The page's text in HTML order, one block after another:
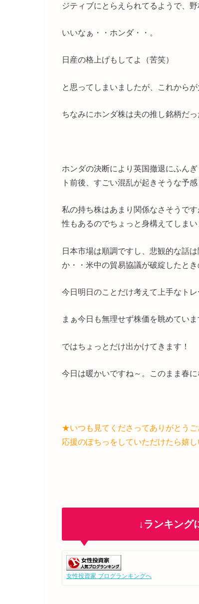
ジティブにとらえられてるようで、
いいなぁ・・ホンダ・・。
日産の格上げもしてよ（苦笑）
と思ってしまいましたが、これからが
ちなみにホンダ株は夫の推し銘柄だ
ホンダの決断により英国撤退にふん
ト前後、すごい混乱が起きそうな予感
私の持ち株はあまり関係なさそうで
性もあるのでちょっと身構えてしまい
日本市場は順調ですし、悲観的な話
か・・米中の貿易協議が破綻したと
今日明日のことだけ考えて上手なト
まぁ今日も無理せず株価を眺めていま
ではちょっとだけ出かけてきます！
今日は暖かいですね～。このまま春に
★いつも見てくださってありがとうご
応援のぽちっをしていただけたら嬉し
↓ランキング
女性投資家 ブログランキングへ